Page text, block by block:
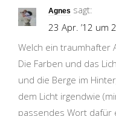
Agnes sagt:
23 Apr. ’12 um
Welch ein traumhafter
Die Farben und das
und die Berge im
dem Licht irgendwie
passendes Wort dafür